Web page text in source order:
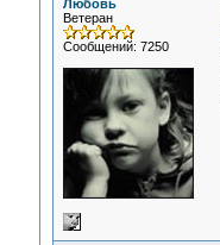
Любовь
Ветеран
Сообщений: 7250